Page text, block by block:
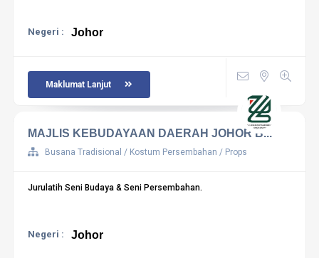
Negeri : Johor
Maklumat Lanjut
MAJLIS KEBUDAYAAN DAERAH JOHOR B...
Busana Tradisional / Kostum Persembahan / Props
Jurulatih Seni Budaya & Seni Persembahan.
Negeri : Johor